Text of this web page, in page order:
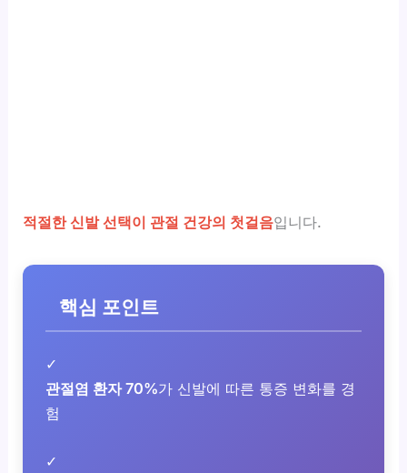
적절한 신발 선택이 관절 건강의 첫걸음입니다.
핵심 포인트
✓
관절염 환자 70%가 신발에 따른 통증 변화를 경
험
✓